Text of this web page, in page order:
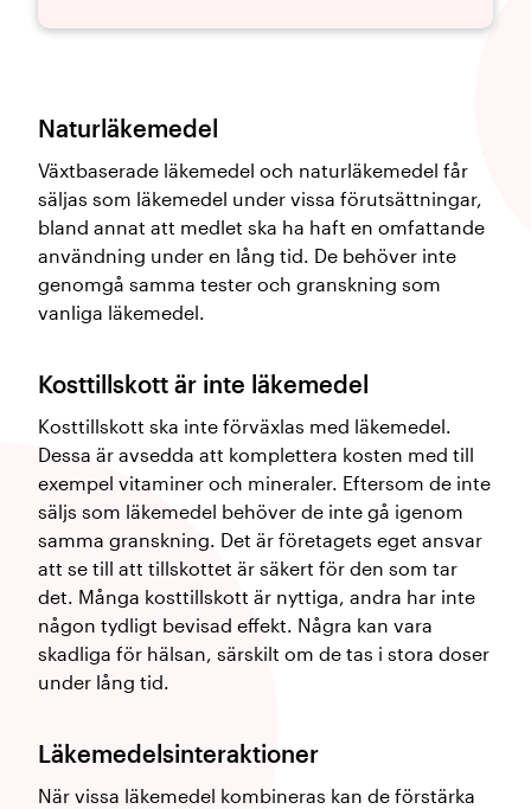
Naturläkemedel
Växtbaserade läkemedel och naturläkemedel får
säljas som läkemedel under vissa förutsättningar,
bland annat att medlet ska ha haft en omfattande
användning under en lång tid. De behöver inte
genomgå samma tester och granskning som
vanliga läkemedel.
Kosttillskott är inte läkemedel
Kosttillskott ska inte förväxlas med läkemedel.
Dessa är avsedda att komplettera kosten med till
exempel vitaminer och mineraler. Eftersom de inte
säljs som läkemedel behöver de inte gå igenom
samma granskning. Det är företagets eget ansvar
att se till att tillskottet är säkert för den som tar
det. Många kosttillskott är nyttiga, andra har inte
någon tydligt bevisad effekt. Några kan vara
skadliga för hälsan, särskilt om de tas i stora doser
under lång tid.
Läkemedelsinteraktioner
När vissa läkemedel kombineras kan de förstärka